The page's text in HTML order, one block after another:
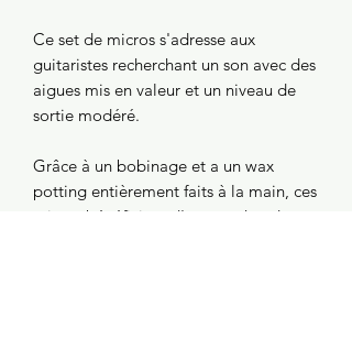
Ce set de micros s'adresse aux
guitaristes recherchant un son avec des
aigues mis en valeur et un niveau de
sortie modéré.
Grâce à un bobinage et a un wax
potting entièrement faits à la main, ces
micros bénéficient d'un son chaud et